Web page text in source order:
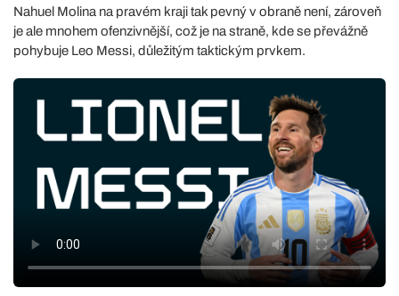
Nahuel Molina na pravém kraji tak pevný v obraně není, zároveň
je ale mnohem ofenzivnější, což je na straně, kde se převážně
pohybuje Leo Messi, důležitým taktickým prvkem.